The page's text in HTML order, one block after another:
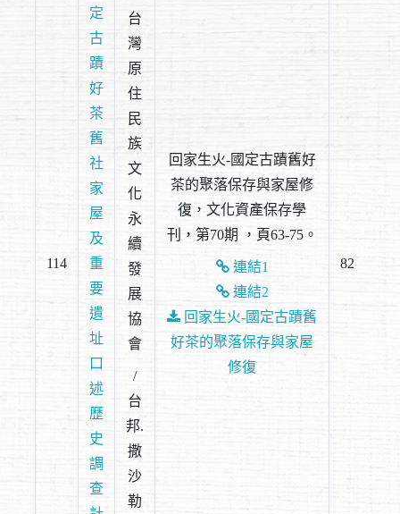
114
定
古
蹟
好
茶
舊
社
家
屋
及
重
要
遺
址
口
述
歷
史
調
查
台
灣
原
住
民
族
文
化
永
續
發
展
協
會
/
台
邦.
撒
沙
勒
回家生火-國定古蹟舊好
茶的聚落保存與家屋修
復，文化資產保存學
刊，第70期 ，頁63-75。
連結1
連結2
回家生火-國定古蹟舊
好茶的聚落保存與家屋
修復
82